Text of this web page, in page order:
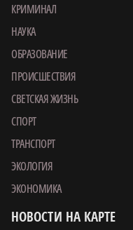
КРИМИНАЛ
НАУКА
ОБРАЗОВАНИЕ
ПРОИСШЕСТВИЯ
СВЕТСКАЯ ЖИЗНЬ
СПОРТ
ТРАНСПОРТ
ЭКОЛОГИЯ
ЭКОНОМИКА
НОВОСТИ НА КАРТЕ